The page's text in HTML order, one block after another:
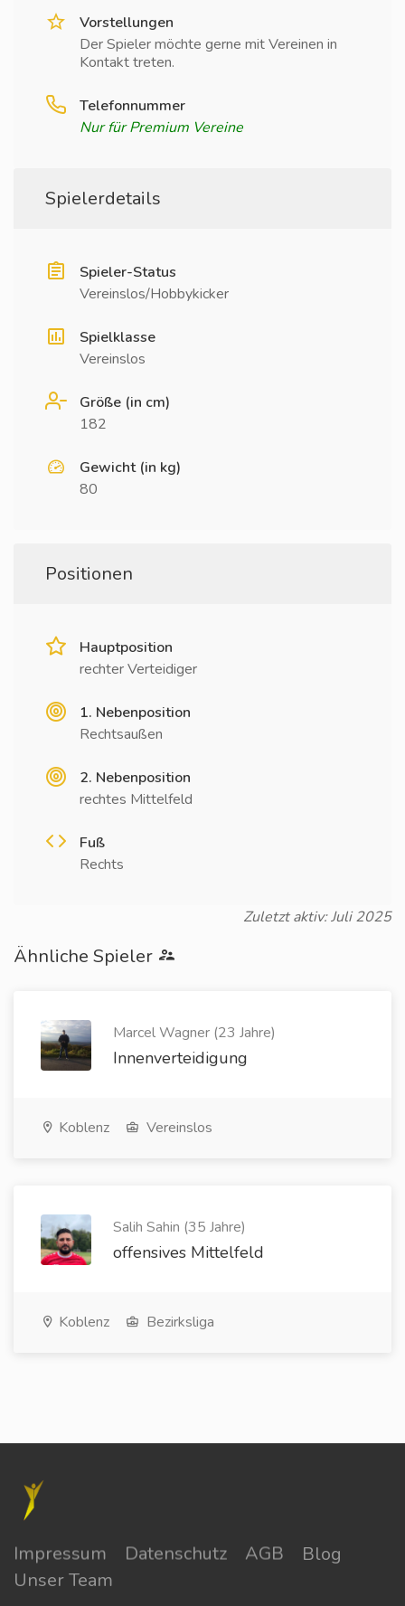
Vorstellungen
Der Spieler möchte gerne mit Vereinen in
Kontakt treten.
Telefonnummer
Nur für Premium Vereine
Spielerdetails
Spieler-Status
Vereinslos/Hobbykicker
Spielklasse
Vereinslos
Größe (in cm)
182
Gewicht (in kg)
80
Positionen
Hauptposition
rechter Verteidiger
1. Nebenposition
Rechtsaußen
2. Nebenposition
rechtes Mittelfeld
Fuß
Rechts
Zuletzt aktiv: Juli 2025
Ähnliche Spieler
Marcel Wagner (23 Jahre)
Innenverteidigung
Koblenz Vereinslos
Salih Sahin (35 Jahre)
offensives Mittelfeld
Koblenz Bezirksliga
Impressum Datenschutz AGB
Blog
Unser Team